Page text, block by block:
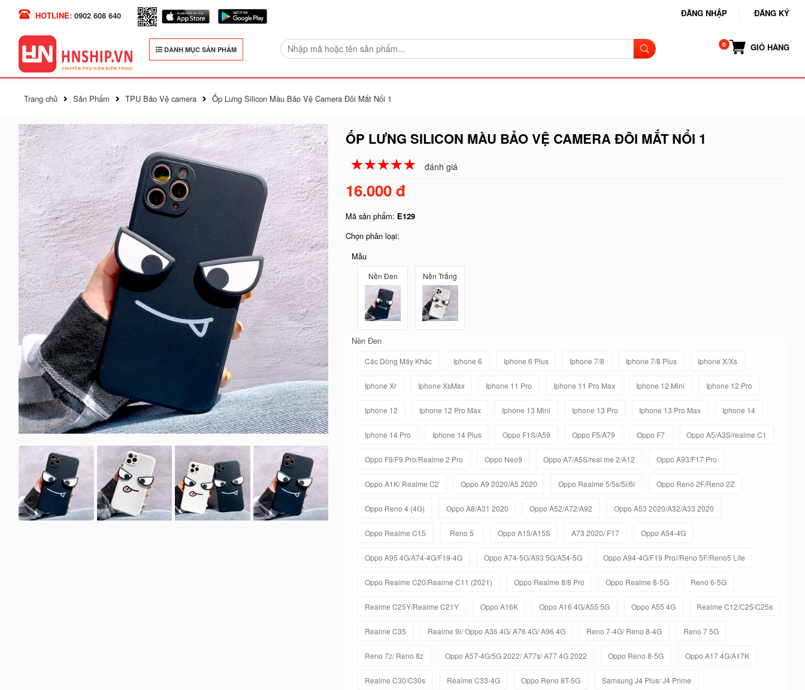
HOTLINE: 0902 608 640 ĐĂNG NHẬP ĐĂNG KÝ
DANH MỤC SẢN PHẨM GIỎ HÀNG
Trang chủ Sản Phẩm TPU Bảo Vệ camera Ốp Lưng Silicon Màu Bảo Vệ Camera Đôi Mắt Nổi 1
ỐP LƯNG SILICON MÀU BẢO VỆ CAMERA ĐÔI MẮT NỔI 1
☆☆☆☆☆
★★★★★ đánh giá
16.000 đ
Mã sản phẩm: E129
Chọn phân loại:
Mẫu
Nền Đen Nền Trắng
Nền Đen
Các Dòng Máy Khác Iphone 6 Iphone 6 Plus Iphone 7/8 Iphone 7/8 Plus Iphone X/Xs
Iphone Xr Iphone XsMax Iphone 11 Pro Iphone 11 Pro Max Iphone 12 Mini Iphone 12 Pro
Iphone 12 Iphone 12 Pro Max Iphone 13 Mini Iphone 13 Pro Iphone 13 Pro Max Iphone 14
Iphone 14 Pro Iphone 14 Plus Oppo F1S/A59 Oppo F5/A79 Oppo F7 Oppo A5/A3S/realme C1
Oppo F9/F9 Pro/Realme 2 Pro Oppo Neo9 Oppo A7/A5S/real me 2/A12 Oppo A93/F17 Pro
Oppo A1K/ Realme C2 Oppo A9 2020/A5 2020 Oppo Realme 5/5s/5i/6i Oppo Reno 2F/Reno 2Z
Oppo Reno 4 (4G) Oppo A8/A31 2020 Oppo A52/A72/A92 Oppo A53 2020/A32/A33 2020
Oppo Realme C15 Reno 5 Oppo A15/A15S A73 2020/ F17 Oppo A54-4G
Oppo A95 4G/A74-4G/F19-4G Oppo A74-5G/A93 5G/A54-5G Oppo A94-4G/F19 Pro//Reno 5F/Reno5 Lite
Oppo Realme C20/Realme C11 (2021) Oppo Realme 8/8 Pro Oppo Realme 8-5G Reno 6-5G
Realme C25Y/Realme C21Y Oppo A16K Oppo A16 4G/A55 5G Oppo A55 4G Realme C12/C25/C25s
Realme C35 Realme 9i/ Oppo A36 4G/ A76 4G/ A96 4G Reno 7-4G/ Reno 8-4G Reno 7 5G
Reno 7z/ Reno 8z Oppo A57-4G/5G 2022/ A77s/ A77 4G 2022 Oppo Reno 8-5G Oppo A17 4G/A17K
Realme C30/C30s Realme C33-4G Oppo Reno 8T-5G Samsung J4 Plus/ J4 Prime